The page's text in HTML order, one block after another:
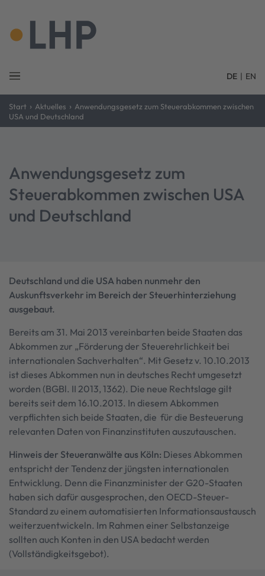
DE | EN
Start › Aktuelles › Anwendungsgesetz zum Steuerabkommen zwischen
USA und Deutschland
Anwendungsgesetz zum
Steuerabkommen zwischen USA
und Deutschland
Deutschland und die USA haben nunmehr den
Auskunftsverkehr im Bereich der Steuerhinterziehung
ausgebaut.
Bereits am 31. Mai 2013 vereinbarten beide Staaten das
Abkommen zur „Förderung der Steuerehrlichkeit bei
internationalen Sachverhalten“. Mit Gesetz v. 10.10.2013
ist dieses Abkommen nun in deutsches Recht umgesetzt
worden (BGBl. II 2013, 1362). Die neue Rechtslage gilt
bereits seit dem 16.10.2013. In diesem Abkommen
verpflichten sich beide Staaten, die für die Besteuerung
relevanten Daten von Finanzinstituten auszutauschen.
Hinweis der Steueranwälte aus Köln: Dieses Abkommen
entspricht der Tendenz der jüngsten internationalen
Entwicklung. Denn die Finanzminister der G20-Staaten
haben sich dafür ausgesprochen, den OECD-Steuer-
Standard zu einem automatisierten Informationsaustausch
weiterzuentwickeln. Im Rahmen einer Selbstanzeige
sollten auch Konten in den USA bedacht werden
(Vollständigkeitsgebot).